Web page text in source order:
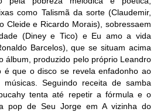
como Talismã da sorte (Claudemir,
Cleide e Ricardo Morais), sobressaem
(Diney e Tico) e Eu amo a vida
Barcelos), que se situam acima
álbum, produzido pelo próprio Leandro
é que o disco se revela enfadonho ao
Seguindo receita de samba
tenta até repetir a fórmula e o
pop de Seu Jorge em A vizinha do